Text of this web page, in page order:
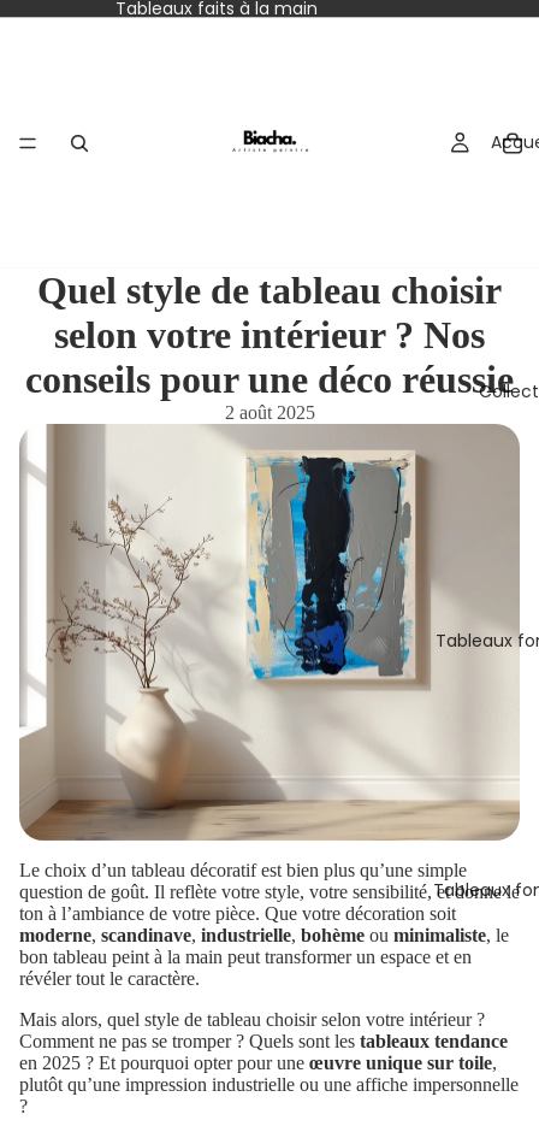
Tableaux faits à la main
Tableaux
Tableaux
Quel style de tableau choisir
selon votre intérieur ? Nos
conseils pour une déco réussie
2 août 2025
Le choix d’un tableau décoratif est bien plus qu’une simple
question de goût. Il reflète votre style, votre sensibilité, et donne le
ton à l’ambiance de votre pièce. Que votre décoration soit
moderne, scandinave, industrielle, bohème ou minimaliste, le
bon tableau peint à la main peut transformer un espace et en
révéler tout le caractère.
Mais alors, quel style de tableau choisir selon votre intérieur ?
Comment ne pas se tromper ? Quels sont les tableaux tendance
en 2025 ? Et pourquoi opter pour une œuvre unique sur toile,
plutôt qu’une impression industrielle ou une affiche impersonnelle
?